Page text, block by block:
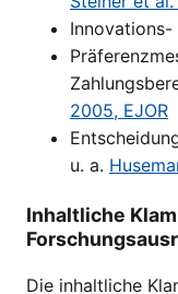
Innovations-
2005, EJOR
u. a.
Inhaltliche
Die inhaltliche